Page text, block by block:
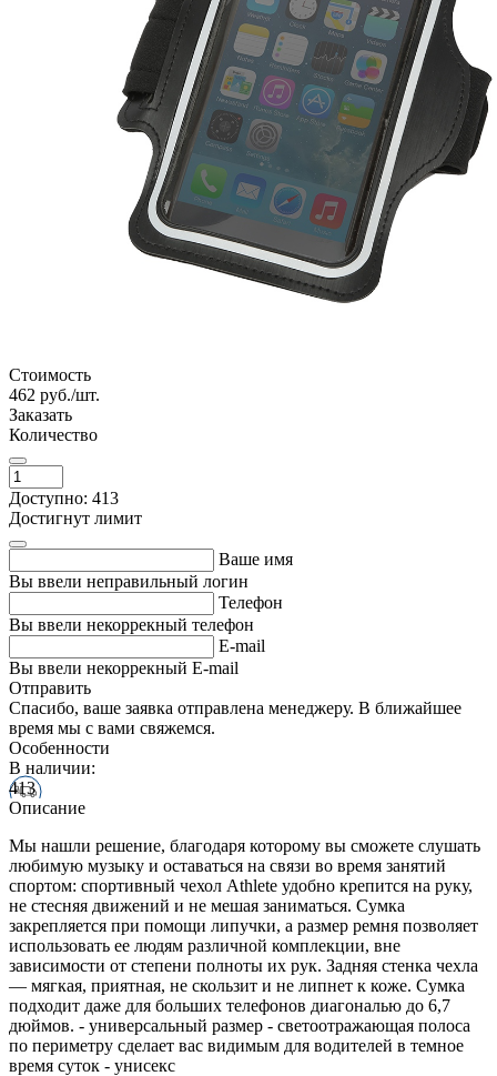
Стоимость
462 руб./шт.
Заказать
Количество
Доступно: 413
Достигнут лимит
Ваше имя
Вы ввели неправильный логин
Телефон
Вы ввели некоррекный телефон
E-mail
Вы ввели некоррекный E-mail
Отправить
Спасибо, ваше заявка отправлена менеджеру. В ближайшее
время мы с вами свяжемся.
Особенности
В наличии:
413
Описание
Мы нашли решение, благодаря которому вы сможете слушать
любимую музыку и оставаться на связи во время занятий
спортом: спортивный чехол Athlete удобно крепится на руку,
не стесняя движений и не мешая заниматься. Сумка
закрепляется при помощи липучки, а размер ремня позволяет
использовать ее людям различной комплекции, вне
зависимости от степени полноты их рук. Задняя стенка чехла
— мягкая, приятная, не скользит и не липнет к коже. Сумка
подходит даже для больших телефонов диагональю до 6,7
дюймов. - универсальный размер - светоотражающая полоса
по периметру сделает вас видимым для водителей в темное
время суток - унисекс